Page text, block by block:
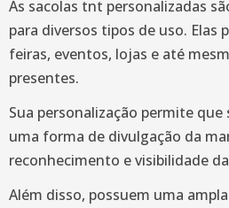
As sacolas tnt personalizadas
para diversos tipos de uso. Elas
feiras, eventos, lojas e até
presentes.
Sua personalização permite
uma forma de divulgação da
reconhecimento e visibilidade
Além disso, possuem uma